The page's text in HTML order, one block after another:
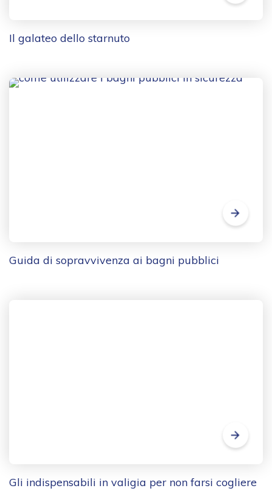
Il galateo dello starnuto
Guida di sopravvivenza ai bagni pubblici
Gli indispensabili in valigia per non farsi cogliere